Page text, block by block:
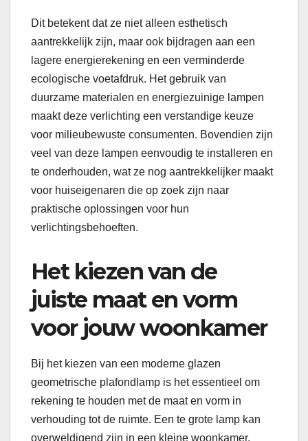
Dit betekent dat ze niet alleen esthetisch
aantrekkelijk zijn, maar ook bijdragen aan een
lagere energierekening en een verminderde
ecologische voetafdruk. Het gebruik van
duurzame materialen en energiezuinige lampen
maakt deze verlichting een verstandige keuze
voor milieubewuste consumenten. Bovendien zijn
veel van deze lampen eenvoudig te installeren en
te onderhouden, wat ze nog aantrekkelijker maakt
voor huiseigenaren die op zoek zijn naar
praktische oplossingen voor hun
verlichtingsbehoeften.
Het kiezen van de
juiste maat en vorm
voor jouw woonkamer
Bij het kiezen van een moderne glazen
geometrische plafondlamp is het essentieel om
rekening te houden met de maat en vorm in
verhouding tot de ruimte. Een te grote lamp kan
overweldigend zijn in een kleine woonkamer,